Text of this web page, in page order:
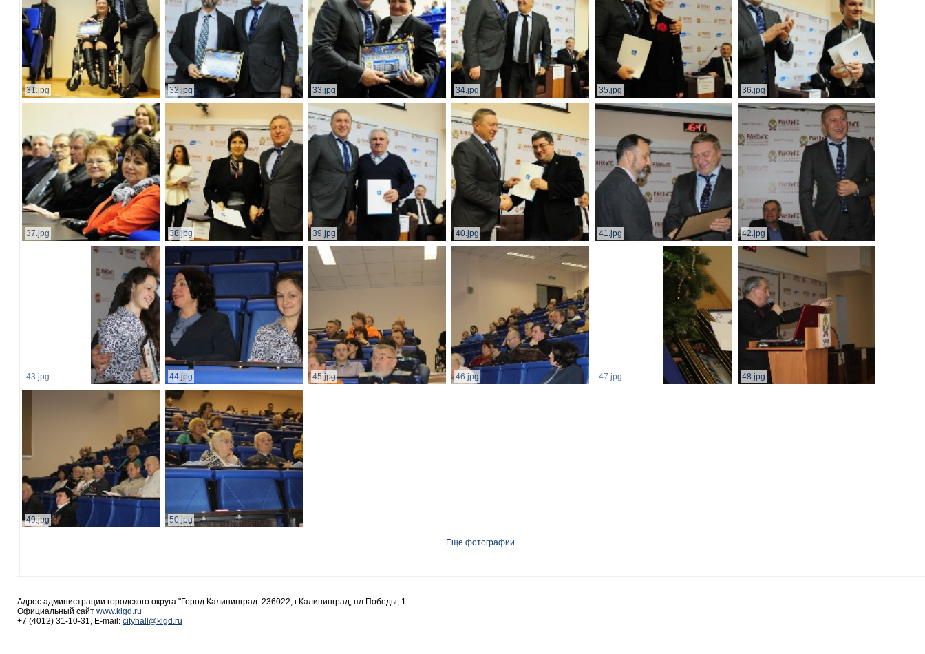
31.jpg 32.jpg 33.jpg 34.jpg 35.jpg 36.jpg
37.jpg 38.jpg 39.jpg 40.jpg 41.jpg 42.jpg
43.jpg 44.jpg 45.jpg 46.jpg 47.jpg 48.jpg
49.jpg 50.jpg
Еще фотографии
Адрес администрации городского округа "Город Калининград: 236022, г.Калининград, пл.Победы, 1
Официальный сайт www.klgd.ru
+7 (4012) 31-10-31, E-mail: cityhall@klgd.ru